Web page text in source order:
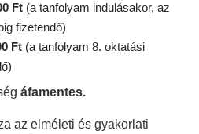
Ft (a tanfolyam indulásakor, az
fizetendő)
Ft (a tanfolyam 8. oktatási
áfamentes.
az elméleti és gyakorlati